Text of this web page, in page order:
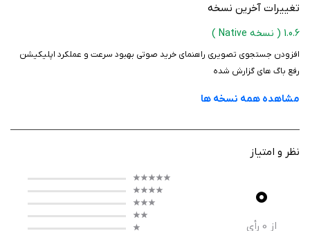
تغییرات آخرین نسخه
1.0.6 ( نسخه Native )
افزودن جستجوی تصویری راهنمای خرید صوتی بهبود سرعت و عملکرد اپلیکیشن
رفع باگ های گزارش شده
مشاهده همه نسخه ها
نظر و امتیاز
0
از 0 رأی